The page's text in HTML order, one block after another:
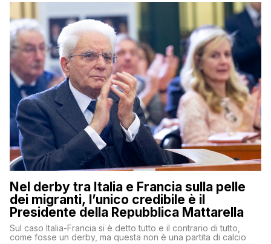
Nel derby tra Italia e Francia sulla pelle
dei migranti, l’unico credibile è il
Presidente della Repubblica Mattarella
Sul caso Italia-Francia si è detto tutto e il contrario di tutto,
come fosse un derby, ma questa non è una partita di calcio